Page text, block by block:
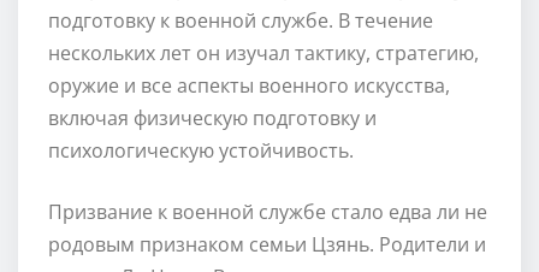
подготовку к военной службе. В течение
нескольких лет он изучал тактику, стратегию,
оружие и все аспекты военного искусства,
включая физическую подготовку и
психологическую устойчивость.
Призвание к военной службе стало едва ли не
родовым признаком семьи Цзянь. Родители и